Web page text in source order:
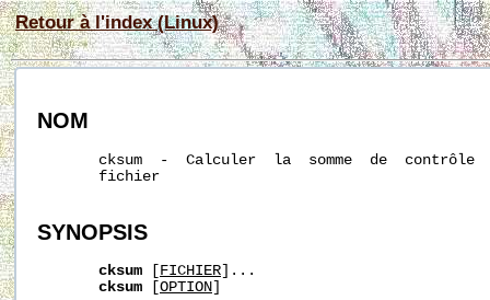
Retour à l'index (Linux)
NOM
cksum  -  Calculer  la  somme  de  contrôle
       fichier
SYNOPSIS
cksum FICHIER ]...
cksum
OPTION